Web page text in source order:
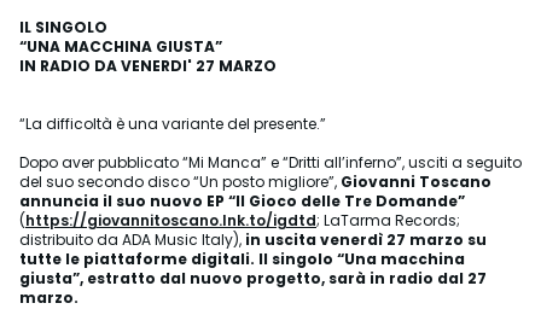
IL SINGOLO
“UNA MACCHINA GIUSTA”
IN RADIO DA VENERDI' 27 MARZO
“La difficoltà è una variante del presente.”
Dopo aver pubblicato “Mi Manca” e “Dritti all’inferno”, usciti a seguito
del suo secondo disco “Un posto migliore”, Giovanni Toscano
annuncia il suo nuovo EP “Il Gioco delle Tre Domande”
(https://giovannitoscano.lnk.to/igdtd; LaTarma Records;
distribuito da ADA Music Italy), in uscita venerdì 27 marzo su
tutte le piattaforme digitali. Il singolo “Una macchina
giusta”, estratto dal nuovo progetto, sarà in radio dal 27
marzo.